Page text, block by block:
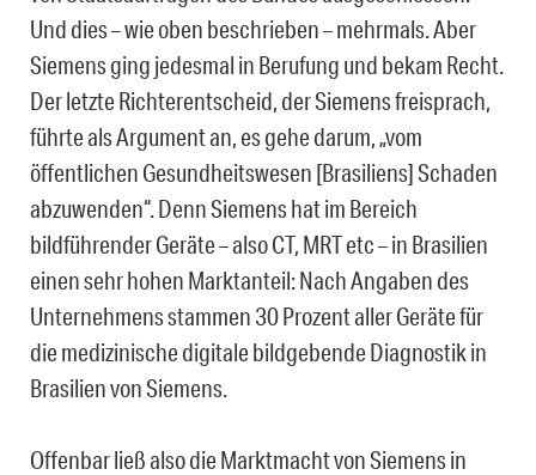
Und dies – wie oben beschrieben – mehrmals. Aber
Siemens ging jedesmal in Berufung und bekam Recht.
Der letzte Richterentscheid, der Siemens freisprach,
führte als Argument an, es gehe darum, „vom
öffentlichen Gesundheitswesen [Brasiliens] Schaden
abzuwenden“. Denn Siemens hat im Bereich
bildführender Geräte – also CT, MRT etc – in Brasilien
einen sehr hohen Marktanteil: Nach Angaben des
Unternehmens stammen 30 Prozent aller Geräte für
die medizinische digitale bildgebende Diagnostik in
Brasilien von Siemens.
Offenbar ließ also die Marktmacht von Siemens in